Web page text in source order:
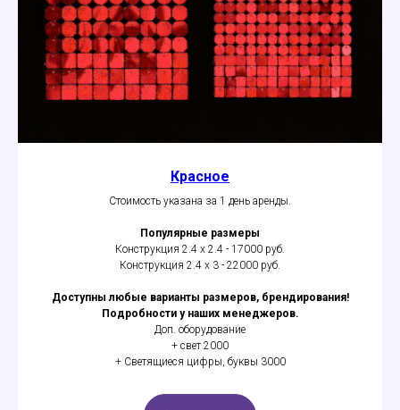
Красное
Стоимость указана за 1 день аренды.
Популярные размеры
Конструкция 2.4 х 2.4 - 17000 руб.
Конструкция 2.4 х 3 - 22000 руб.
Доступны любые варианты размеров, брендирования!
Подробности у наших менеджеров.
Доп. оборудование
+ свет 2000
+ Светящиеся цифры, буквы 3000